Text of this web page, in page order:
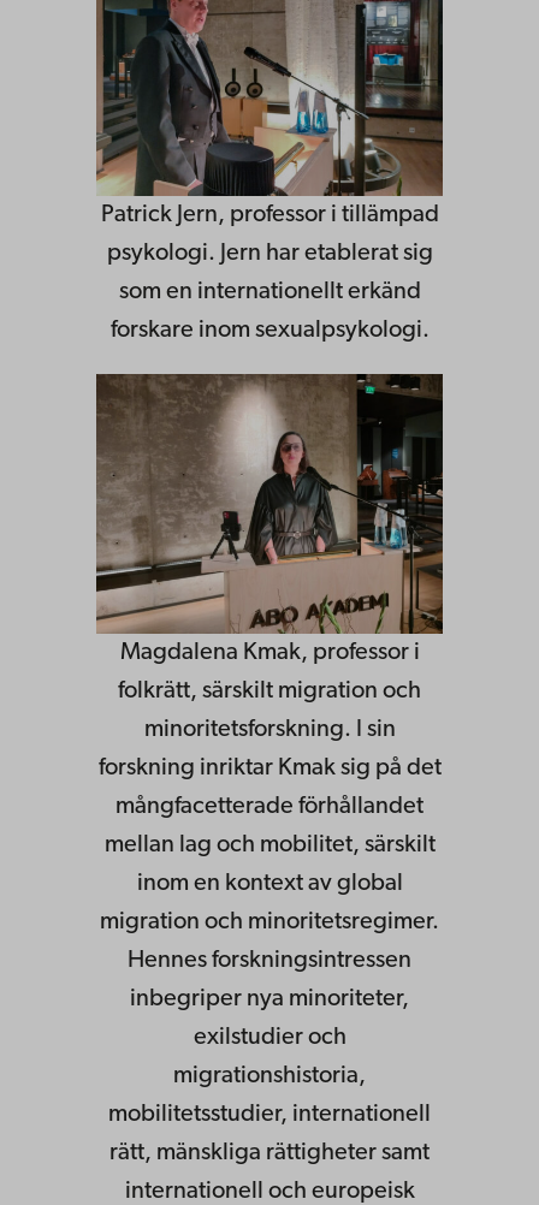
Patrick Jern, professor i tillämpad
psykologi. Jern har etablerat sig
som en internationellt erkänd
forskare inom sexualpsykologi.
Magdalena Kmak, professor i
folkrätt, särskilt migration och
minoritetsforskning. I sin
forskning inriktar Kmak sig på det
mångfacetterade förhållandet
mellan lag och mobilitet, särskilt
inom en kontext av global
migration och minoritetsregimer.
Hennes forskningsintressen
inbegriper nya minoriteter,
exilstudier och
migrationshistoria,
mobilitetsstudier, internationell
rätt, mänskliga rättigheter samt
internationell och europeisk